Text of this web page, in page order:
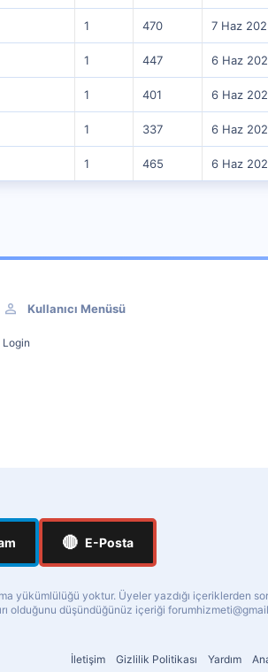
1 470 7 Haz
1 447 6 Haz
1 401 6 Haz
1 337 6 Haz
1 465 6 Haz
Kullanıcı Menüsü
Login
İletişim Gizlilik Politikası Yardım
🔴 E-Posta
yükümlülüğü yoktur. Üyeler yazdığı içeriklerden
olduğunu düşündüğünüz içeriği